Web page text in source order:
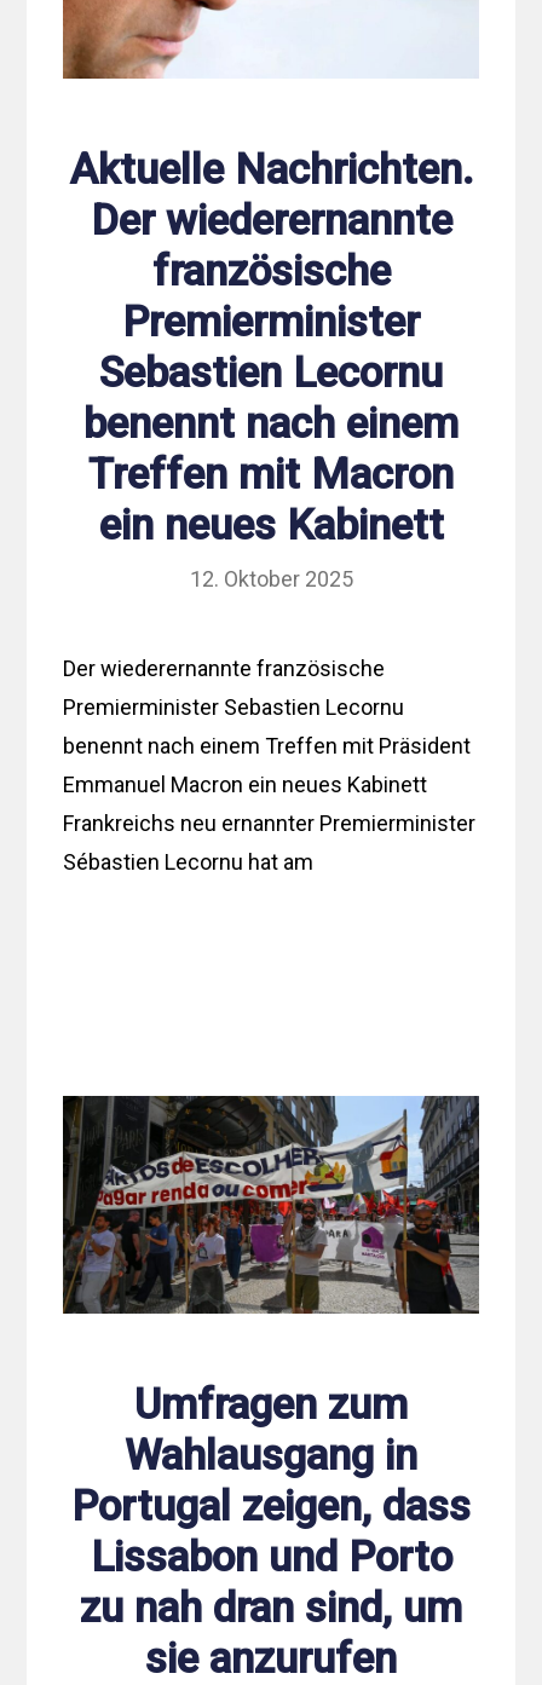
Aktuelle Nachrichten.
Der wiederernannte
französische
Premierminister
Sebastien Lecornu
benennt nach einem
Treffen mit Macron
ein neues Kabinett
12. Oktober 2025
Der wiederernannte französische
Premierminister Sebastien Lecornu
benennt nach einem Treffen mit Präsident
Emmanuel Macron ein neues Kabinett
Frankreichs neu ernannter Premierminister
Sébastien Lecornu hat am
Umfragen zum
Wahlausgang in
Portugal zeigen, dass
Lissabon und Porto
zu nah dran sind, um
sie anzurufen